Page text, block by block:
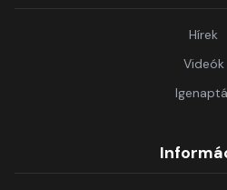
Hírek
Videók